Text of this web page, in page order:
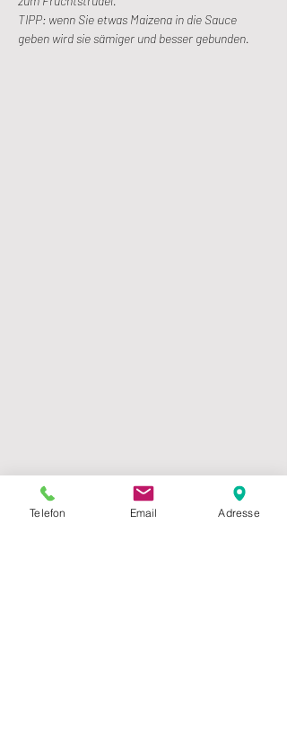
TIPP: wenn Sie etwas Maizena in die Sauce
geben wird sie sämiger und besser gebunden.
Telefon Email Adresse